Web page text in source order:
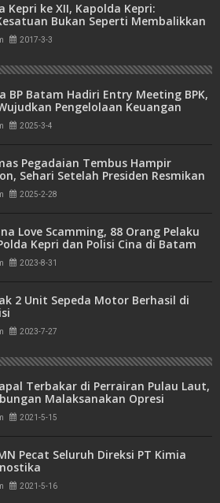
Kepri ke XII, Kapolda Kepri:
Bukan Seperti Membalikkan
2017-3-3
BP Batam Hadiri Entry Meeting BPK,
Pengelolaan Keuangan
Akuntabel
2025-3-4
Pegadaian Tembus Hampir
Sehari Setelah Presiden Resmikan
2025-2-28
Love Scamming, 88 Orang Pelaku
Kepri dan Polisi Cina di Batam
2023-8-31
2 Unit Sepeda Motor Berhasil di
2023-7-27
Terbakar di Perrairan Pulau Laut,
Malaksanakan Opresi
2021-5-15
Pecat Seluruh Direksi PT Kimia
2021-5-16